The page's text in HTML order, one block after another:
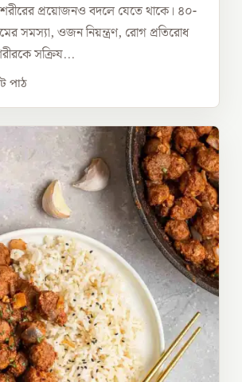
শরীরের প্রয়োজনও বদলে যেতে থাকে। ৪০-
সমস্যা, ওজন নিয়ন্ত্রণ, রোগ প্রতিরোধ
সক্রিয...
পাঠ